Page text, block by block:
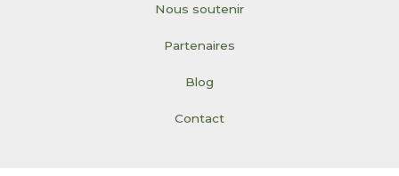
Nous soutenir
Partenaires
Blog
Contact